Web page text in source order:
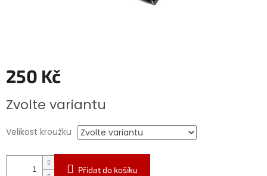
250 Kč
cena:
Zvolte variantu
Velikost kroužku
Přidat do košíku